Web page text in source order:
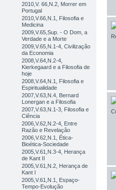
2010,V. 66,N.2, Morrer em
Portugal
2010,V.66,N.1, Filosofia e
Medicina
2009,V.65,Sup. - O Dom, a
Verdade e a Morte
2009,V.65,N.1-4, Civilização
da Economia
2008,V.64,N.2-4,
Kierkegaard e a Filosofia de
hoje
2008,V.64,N.1, Filosofia e
Espiritualidade
2007,V.63,N.4, Bernard
Lonergan e a Filosofia
2007,V.63,N.1-3, Filosofia e
Ciência
2006,V.62,N.2-4, Entre
Razão e Revelação
2006,V.62,N.1, Ética-
Bioética-Sociedade
2005,V.61,N.3-4, Herança
de Kant II
2005,V.61,N.2, Herança de
Kant I
2005,V.61,N.1, Espaço-
Tempo-Evolução